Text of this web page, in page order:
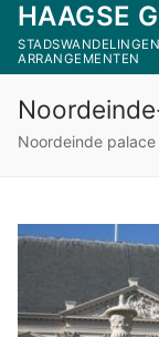
Ga
naar
de
inhoud
HAAGSE
ARRANGEMENTEN
Noordeinde palace